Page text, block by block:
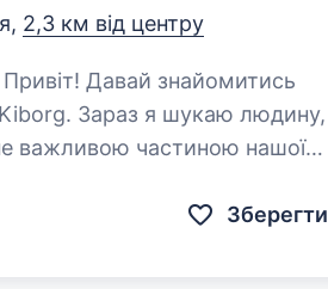
2,3 км від центру
Зараз я шукаю людину,
важливою частиною нашої
Зберегти